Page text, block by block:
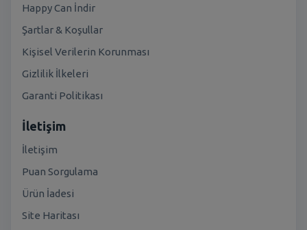
Happy Can İndir
Şartlar & Koşullar
Kişisel Verilerin Korunması
Gizlilik İlkeleri
Garanti Politikası
İletişim
İletişim
Puan Sorgulama
Ürün İadesi
Site Haritası